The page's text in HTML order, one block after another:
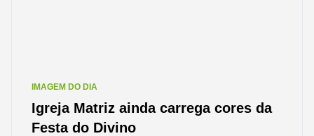
IMAGEM DO DIA
Igreja Matriz ainda carrega cores da
Festa do Divino